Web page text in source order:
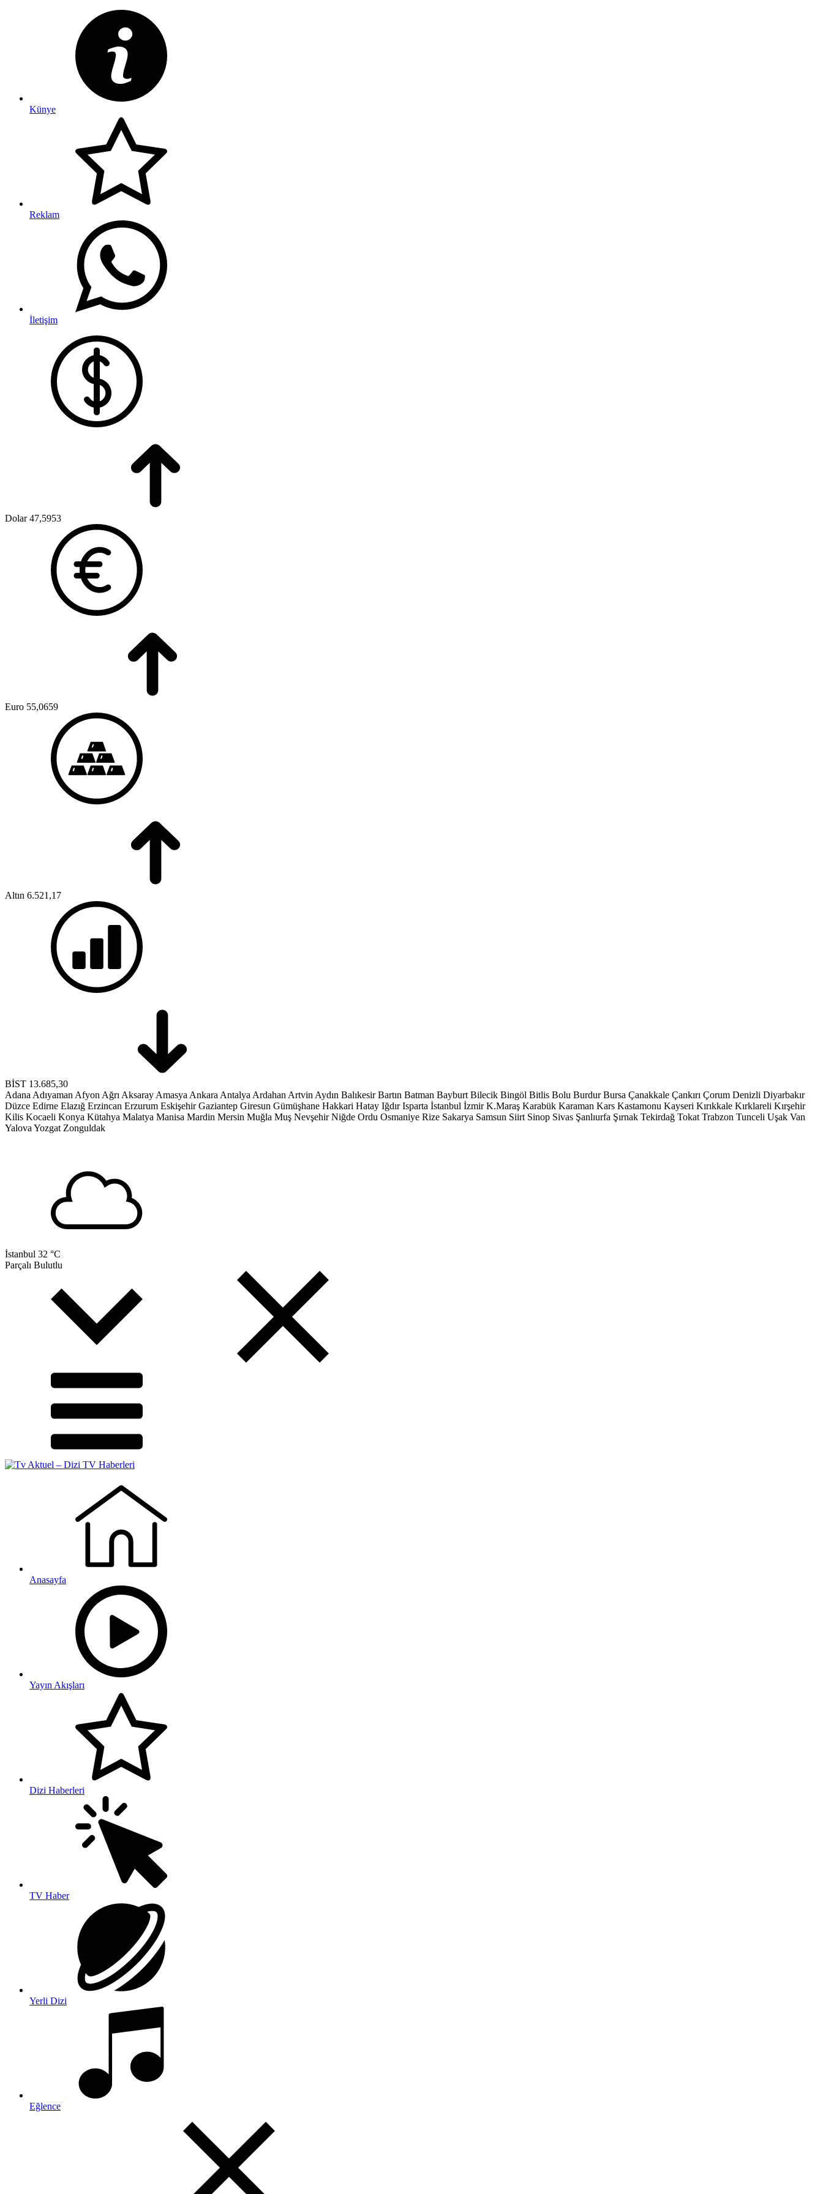
Künye
Reklam
İletişim
Dolar 47,5953
Euro 55,0659
Altın 6.521,17
BİST 13.685,30
Adana Adıyaman Afyon Ağrı Aksaray Amasya Ankara Antalya Ardahan Artvin Aydın Balıkesir Bartın Batman Bayburt Bilecik Bingöl Bitlis Bolu Burdur Bursa Çanakkale Çankırı Çorum Denizli Diyarbakır
Düzce Edirne Elazığ Erzincan Erzurum Eskişehir Gaziantep Giresun Gümüşhane Hakkari Hatay Iğdır Isparta İstanbul İzmir K.Maraş Karabük Karaman Kars Kastamonu Kayseri Kırıkkale Kırklareli Kırşehir
Kilis Kocaeli Konya Kütahya Malatya Manisa Mardin Mersin Muğla Muş Nevşehir Niğde Ordu Osmaniye Rize Sakarya Samsun Siirt Sinop Sivas Şanlıurfa Şırnak Tekirdağ Tokat Trabzon Tunceli Uşak Van
Yalova Yozgat Zonguldak
İstanbul 32 °C
Parçalı Bulutlu
Anasayfa
Yayın Akışları
Dizi Haberleri
TV Haber
Yerli Dizi
Eğlence